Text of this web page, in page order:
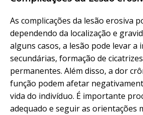
As complicações da lesão erosiva
dependendo da localização e
alguns casos, a lesão pode levar a
secundárias, formação de
permanentes. Além disso, a dor
função podem afetar
vida do indivíduo. É importante
adequado e seguir as orientações